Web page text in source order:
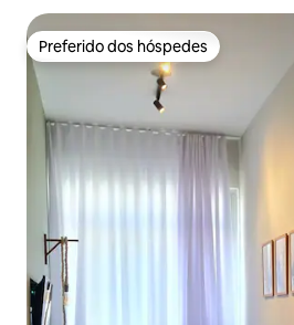
Preferido dos hóspedes
Preferido dos hóspedes